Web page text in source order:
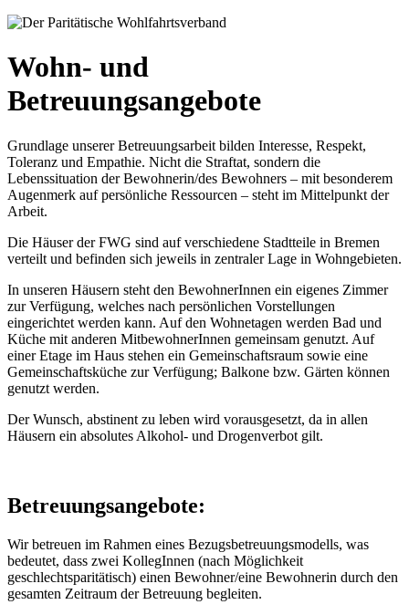
Wohn- und
Betreuungsangebote
Grundlage unserer Betreuungsarbeit bilden Interesse, Respekt,
Toleranz und Empathie. Nicht die Straftat, sondern die
Lebenssituation der Bewohnerin/des Bewohners – mit besonderem
Augenmerk auf persönliche Ressourcen – steht im Mittelpunkt der
Arbeit.
Die Häuser der FWG sind auf verschiedene Stadtteile in Bremen
verteilt und befinden sich jeweils in zentraler Lage in Wohngebieten.
In unseren Häusern steht den BewohnerInnen ein eigenes Zimmer
zur Verfügung, welches nach persönlichen Vorstellungen
eingerichtet werden kann. Auf den Wohnetagen werden Bad und
Küche mit anderen MitbewohnerInnen gemeinsam genutzt. Auf
einer Etage im Haus stehen ein Gemeinschaftsraum sowie eine
Gemeinschaftsküche zur Verfügung; Balkone bzw. Gärten können
genutzt werden.
Der Wunsch, abstinent zu leben wird vorausgesetzt, da in allen
Häusern ein absolutes Alkohol- und Drogenverbot gilt.
Betreuungsangebote:
Wir betreuen im Rahmen eines Bezugsbetreuungsmodells, was
bedeutet, dass zwei KollegInnen (nach Möglichkeit
geschlechtsparitätisch) einen Bewohner/eine Bewohnerin durch den
gesamten Zeitraum der Betreuung begleiten.